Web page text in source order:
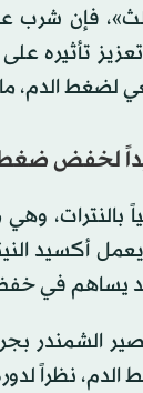
فإن شرب
تأثيره
لضغط الدم،
لخفض
بالنترات،
أكسيد
يساهم في
نظراً